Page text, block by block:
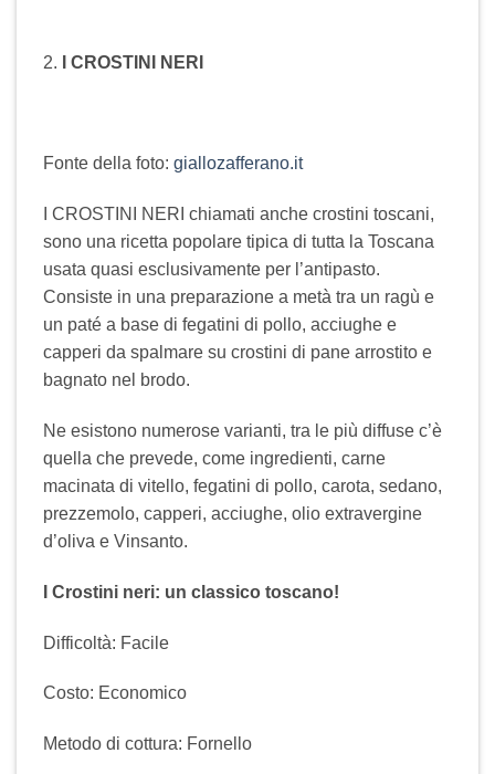
2. I CROSTINI NERI
Fonte della foto: giallozafferano.it
I CROSTINI NERI chiamati anche crostini toscani,
sono una ricetta popolare tipica di tutta la Toscana
usata quasi esclusivamente per l’antipasto.
Consiste in una preparazione a metà tra un ragù e
un paté a base di fegatini di pollo, acciughe e
capperi da spalmare su crostini di pane arrostito e
bagnato nel brodo.
Ne esistono numerose varianti, tra le più diffuse c’è
quella che prevede, come ingredienti, carne
macinata di vitello, fegatini di pollo, carota, sedano,
prezzemolo, capperi, acciughe, olio extravergine
d’oliva e Vinsanto.
I Crostini neri: un classico toscano!
Difficoltà: Facile
Costo: Economico
Metodo di cottura: Fornello